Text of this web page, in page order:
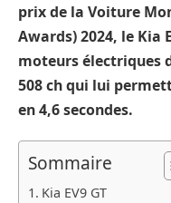
prix de la Voiture
Awards) 2024, le Kia
moteurs électriques
508 ch qui lui
en 4,6 secondes.
Sommaire
Kia EV9 GT